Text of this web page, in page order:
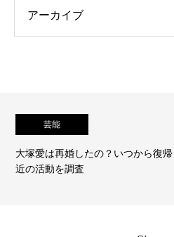
経歴と最
中沢元紀の彼女は
経歴を調査